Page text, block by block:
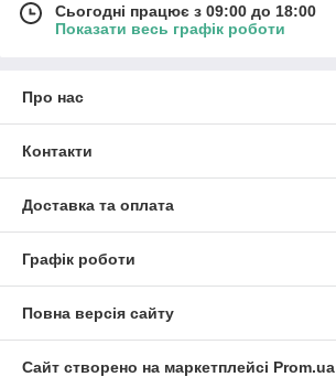
Сьогодні працює з 09:00 до 18:00
Показати весь графік роботи
Про нас
Контакти
Доставка та оплата
Графік роботи
Повна версія сайту
Сайт створено на маркетплейсі Prom.ua